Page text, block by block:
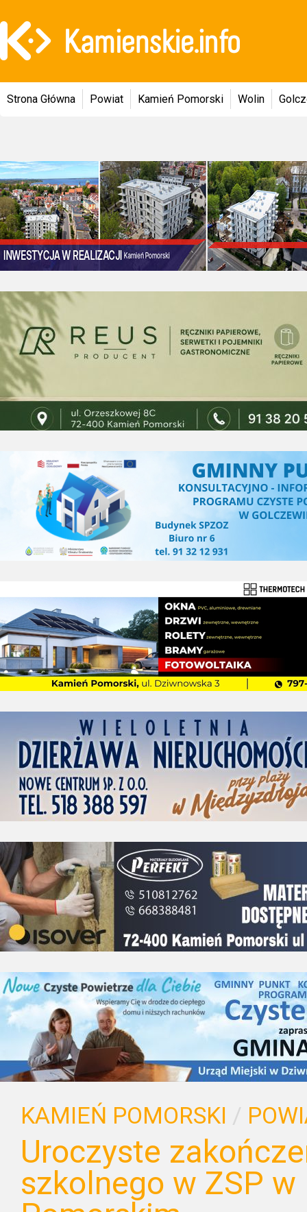
Strona Główna Powiat Kamień Pomorski Wolin
KAMIEŃ POMORSKI /
Uroczyste
szkolnego w ZSP w